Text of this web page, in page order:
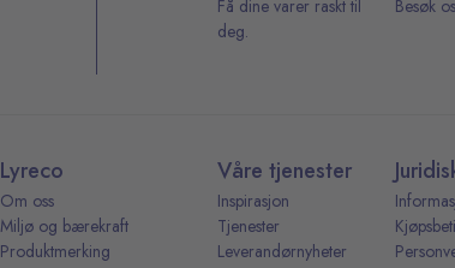
Få dine varer raskt til
deg.
Besøk
Lyreco
Om oss
Miljø og bærekraft
Produktmerking
Våre tjenester
Inspirasjon
Tjenester
Leverandørnyheter